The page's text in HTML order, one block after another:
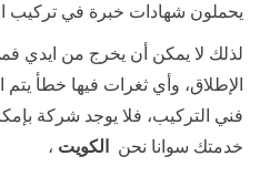
يحملون شهادات خبرة في تركيب
لذلك لا يمكن أن يخرج من ايدي
الإطلاق، وأي ثغرات فيها خطأ
فني التركيب، فلا يوجد شركة
خدمتك سوانا نحن الكويت ،